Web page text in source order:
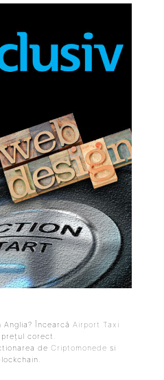
Încearcă Airport Taxi
corect.
de Criptomonede si